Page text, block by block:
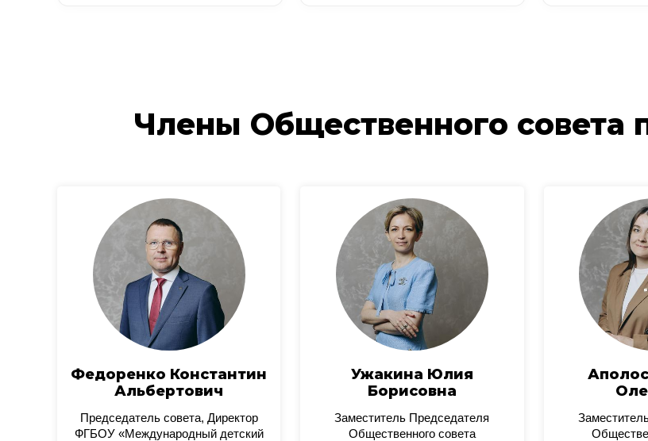
Члены Общественного совета
Федоренко Константин
Альбертович
Председатель совета, Директор
ФГБОУ «Международный детский
Ужакина Юлия
Борисовна
Заместитель Председателя
Общественного совета